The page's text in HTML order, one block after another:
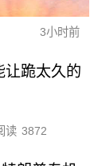
3小时前
让跪太久的
读 3872